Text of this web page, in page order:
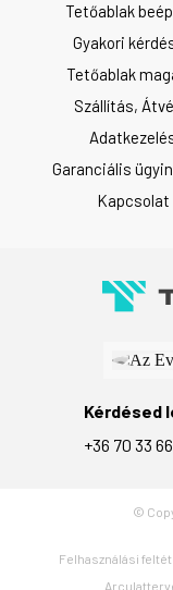
Tetőablak
Gyakori
Tetőablak
Szállítás,
Garanciális
Kapcsolat
Kérdésed
+36 70 33
©
Felhasználási